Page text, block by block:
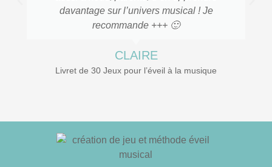
davantage sur l’univers musical ! Je
recommande +++ 🙂
CLAIRE
Livret de 30 Jeux pour l’éveil à la musique